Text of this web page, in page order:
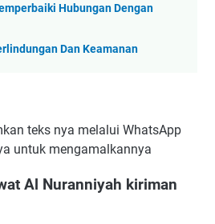
Hubungan Dengan
Dan Keamanan
teks nya melalui WhatsApp
untuk mengamalkannya
Al Nuranniyah kiriman